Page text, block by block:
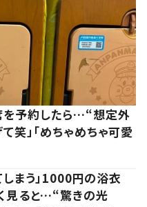
を予約したら…“想定外
笑」「めちゃめちゃ可愛
しまう」1000円の浴衣
見ると…“驚きの光